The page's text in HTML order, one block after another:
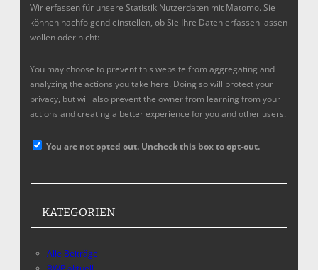
Wir erfassen für unsere Statistik Nutzerdaten mit Matomo. Sie
können nachfolgend einstellen, ob Sie Ihre Daten erfassen lassen
wollen oder nicht:
You may choose to prevent this website from aggregating and
analyzing the actions you take here. Doing so will protect your
privacy, but will also prevent the owner from learning from your
actions and creating a better experience for you and other users.
You are not opted out. Uncheck this box to opt-out.
KATEGORIEN
Alle Beiträge